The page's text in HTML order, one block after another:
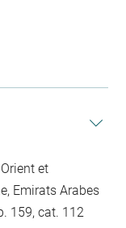
et
Emirats Arabes
159, cat. 112